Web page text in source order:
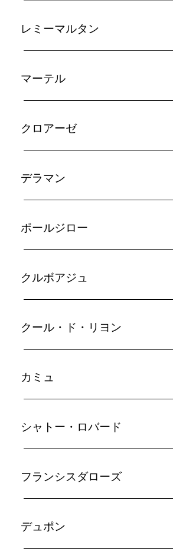
レミーマルタン
マーテル
クロアーゼ
デラマン
​ポールジロー
クルボアジュ
​クール・ド・リヨン
カミュ
シャトー・ロバード
フランシスダローズ
​デュポン